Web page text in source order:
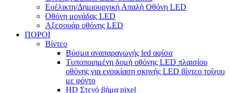
Ευέλικτη/Δημιουργική Απαλή Οθόνη LED
Οθόνη μονάδας LED
Αξεσουάρ οθόνης LED
ΠΟΡΟΙ
Βίντεο
Βύσμα αναπαραγωγής led αφίσα
Τυποποιημένη δομή οθόνης LED πλαισίου
οθόνης για ενοικίαση σκηνής LED βίντεο τοίχου
με φόντο
HD Στενό βήμα pixel